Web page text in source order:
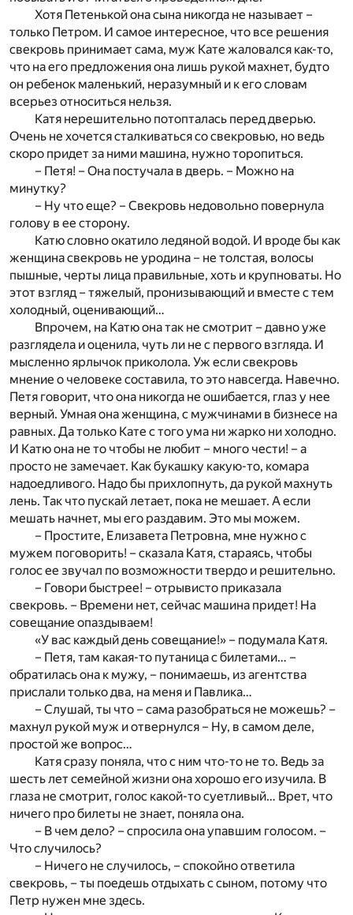
Хотя Петенькой она сына никогда не называет –
только Петром. И самое интересное, что все решения
свекровь принимает сама, муж Кате жаловался как-то,
что на его предложения она лишь рукой махнет, будто
он ребенок маленький, неразумный и к его словам
всерьез относиться нельзя.
Катя нерешительно потопталась перед дверью.
Очень не хочется сталкиваться со свекровью, но ведь
скоро придет за ними машина, нужно торопиться.
– Петя! – Она постучала в дверь. – Можно на
минутку?
– Ну что еще? – Свекровь недовольно повернула
голову в ее сторону.
Катю словно окатило ледяной водой. И вроде бы как
женщина свекровь не уродина – не толстая, волосы
пышные, черты лица правильные, хоть и крупноваты. Но
этот взгляд – тяжелый, пронизывающий и вместе с тем
холодный, оценивающий…
Впрочем, на Катю она так не смотрит – давно уже
разглядела и оценила, чуть ли не с первого взгляда. И
мысленно ярлычок приколола. Уж если свекровь
мнение о человеке составила, то это навсегда. Навечно.
Петя говорит, что она никогда не ошибается, глаз у нее
верный. Умная она женщина, с мужчинами в бизнесе на
равных. Да только Кате с того ума ни жарко ни холодно.
И Катю она не то чтобы не любит – много чести! – а
просто не замечает. Как букашку какую-то, комара
надоедливого. Надо бы прихлопнуть, да рукой махнуть
лень. Так что пускай летает, пока не мешает. А если
мешать начнет, мы его раздавим. Это мы можем.
– Простите, Елизавета Петровна, мне нужно с
мужем поговорить! – сказала Катя, стараясь, чтобы
голос ее звучал по возможности твердо и решительно.
– Говори быстрее! – отрывисто приказала
свекровь. – Времени нет, сейчас машина придет! На
совещание опаздываем!
«У вас каждый день совещание!» – подумала Катя.
– Петя, там какая-то путаница с билетами… –
обратилась она к мужу, – понимаешь, из агентства
прислали только два, на меня и Павлика…
– Слушай, ты что – сама разобраться не можешь? –
махнул рукой муж и отвернулся – Ну, в самом деле,
простой же вопрос…
Катя сразу поняла, что с ним что-то не то. Ведь за
шесть лет семейной жизни она хорошо его изучила. В
глаза не смотрит, голос какой-то суетливый… Врет, что
ничего про билеты не знает, поняла она.
– В чем дело? – спросила она упавшим голосом. –
Что случилось?
– Ничего не случилось, – спокойно ответила
свекровь, – ты поедешь отдыхать с сыном, потому что
Петр нужен мне здесь.